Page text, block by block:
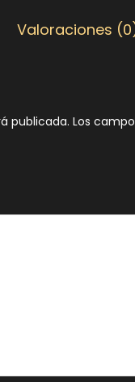
Valoraciones
publicada. Los